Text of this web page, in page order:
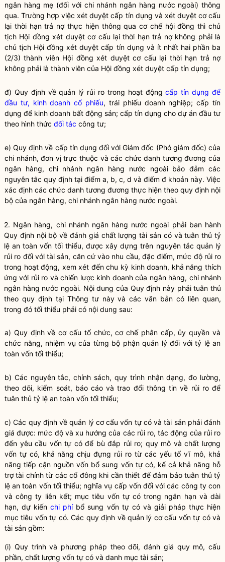
ngân hàng mẹ (đối với chi nhánh ngân hàng nước ngoài) thông
qua. Trường hợp việc xét duyệtcấp tín dụng và xét duyệt cơ cấu
lại thời hạn trả nợ thực hiện thông qua cơ chế hội đồng thì chủ
tịch Hội đồng xét duyệt cơ cấu lại thời hạn trả nợ không phải là
chủ tịch Hội đồng xét duyệtcấp tín dụng và ít nhất hai phần ba
(2/3) thành viên Hội đồng xét duyệt cơ cấu lại thời hạn trả nợ
không phải là thành viên của Hội đồng xét duyệt cấp tín dụng;
đ) Quy định về quản lý rủi ro trong hoạt độngcấp tín dụng để
đầu tư, kinh doanh cổ phiếu, trái phiếu doanh nghiệp; cấp tín
dụng để kinh doanh bất động sản; cấp tín dụng cho dự án đầu tư
theo hình thức đối tác công tư;
e) Quy định về cấp tín dụng đối với Giám đốc (Phó giám đốc) của
chi nhánh, đơn vị trực thuộc và các chức danh tương đương của
ngân hàng, chi nhánh ngân hàng nước ngoàibảo đảm các
nguyên tắc quy định tại điểm a, b, c, d và điểm đ khoản này. Việc
xác định các chức danh tương đương thực hiện theo quy định nội
bộ của ngân hàng, chi nhánh ngân hàng nước ngoài.
2. Ngân hàng, chi nhánh ngân hàng nước ngoài phải ban hành
Quy định nội bộ về đánh giá chất lượng tài sản có và tuân thủ tỷ
lệ an toàn vốn tối thiểu, được xây dựng trên nguyên tắc quản lý
rủi ro đối với tài sản, căn cứ vào nhu cầu, đặc điểm, mức độ rủi ro
trong hoạt động, xem xét đến chu kỳ kinh doanh, khả năng thích
ứng với rủi ro và chiến lược kinh doanh của ngân hàng, chi nhánh
ngân hàng nước ngoài. Nội dung của Quy định này phải tuân thủ
theo quy định tại Thông tư này và các văn bản có liên quan,
trong đó tối thiểu phải có nội dung sau:
a) Quy định về cơ cấu tổ chức, cơ chế phân cấp, ủyquyền và
chức năng, nhiệm vụ của từng bộ phận quản lý đối với tỷ lệ an
toàn vốn tối thiểu;
b) Các nguyên tắc, chính sách, quy trình nhận dạng, đo lường,
theo dõi, kiểm soát, báo cáo và trao đổi thông tin về rủi ro để
tuân thủ tỷ lệ an toàn vốn tối thiểu;
c) Các quy định về quản lý cơ cấuvốn tự cóvà tài sản phải đánh
giá được: mức độ và xu hướng của các rủi ro, tác động của rủi ro
đến yêu cầu vốn tự cóđể bù đắp rủi ro; quy mô và chất lượng
vốn tự có, khả năng chịu đựng rủi ro từ các yếu tố vĩ mô, khả
năng tiếp cận nguồn vốn bổ sung vốn tự có, kể cả khả năng hỗ
trợ tài chính từ các cổ đông khi cần thiết để đảm bảo tuân thủ tỷ
lệ an toàn vốn tối thiểu; nghĩa vụ cấp vốn đối với các công ty con
và công ty liên kết; mục tiêu vốn tự cótrong ngắn hạn và dài
hạn, dự kiếnchi phíbổ sung vốn tự cóvà giải pháp thực hiện
mục tiêu vốn tự có. Các quy định về quản lý cơ cấu vốn tự cóvà
tài sản gồm:
(i) Quy trình và phương pháp theo dõi, đánh giá quy mô, cấu
phần, chất lượng vốn tự có và danh mục tài sản;